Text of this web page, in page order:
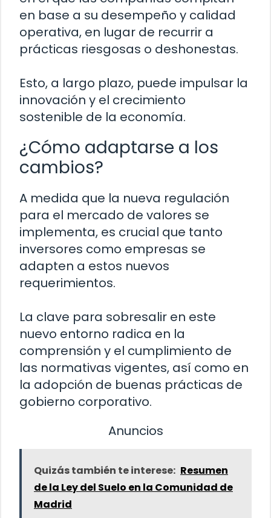
en base a su desempeño y calidad
operativa, en lugar de recurrir a
prácticas riesgosas o deshonestas.
Esto, a largo plazo, puede impulsar la
innovación y el crecimiento
sostenible de la economía.
¿Cómo adaptarse a los
cambios?
A medida que la nueva regulación
para el mercado de valores se
implementa, es crucial que tanto
inversores como empresas se
adapten a estos nuevos
requerimientos.
La clave para sobresalir en este
nuevo entorno radica en la
comprensión y el cumplimiento de
las normativas vigentes, así como en
la adopción de buenas prácticas de
gobierno corporativo.
Anuncios
Quizás también te interese: Resumen
de la Ley del Suelo en la Comunidad de
Madrid